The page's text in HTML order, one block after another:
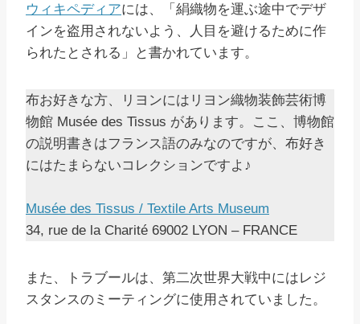
ウィキペディアには、「絹織物を運ぶ途中でデザ
インを盗用されないよう、人目を避けるために作
られたとされる」と書かれています。
布お好きな方、リヨンにはリヨン織物装飾芸術博
物館 Musée des Tissus があります。ここ、博物館
の説明書きはフランス語のみなのですが、布好き
にはたまらないコレクションですよ♪
Musée des Tissus / Textile Arts Museum
34, rue de la Charité 69002 LYON – FRANCE
また、トラブールは、第二次世界大戦中にはレジ
スタンスのミーティングに使用されていました。